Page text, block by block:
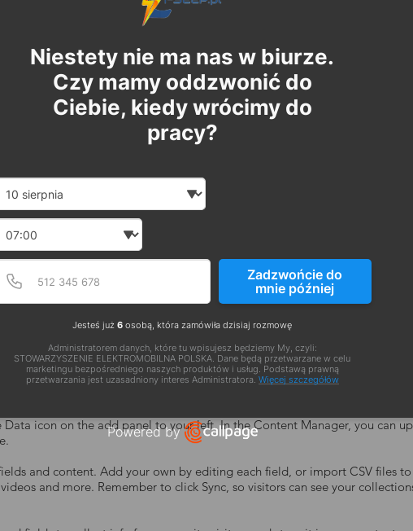
your content manager. Double click the dataset icon to add your own
icon on the add panel to your left. In the Content Manager, you can
and content. Add your own by editing each field, or import CSV files
and more. Remember to click Sync, so visitors can see your
Niestety nie ma nas w biurze.
Czy mamy oddzwonić do
Ciebie, kiedy wrócimy do
pracy?
Date and time slection for scheduled
Wybierz datę
Wybierz godzinę
Numer telefonu
Podaj poprawny numer telefonu
Zadzwońcie do
mnie później
Jesteś już 6 osobą, która zamówiła dzisiaj rozmowę
Administratorem danych, które tu wpisujesz będziemy My, czyli:
STOWARZYSZENIE ELEKTROMOBILNA POLSKA. Dane będą przetwarzane w celu
marketingu bezpośredniego naszych produktów i usług. Podstawą prawną
przetwarzania jest uzasadniony interes Administratora. Więcej szczegółów
Powered by